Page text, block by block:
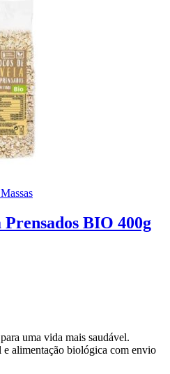
Prensados BIO 400g
uma vida mais saudável.
e alimentação biológica com envio